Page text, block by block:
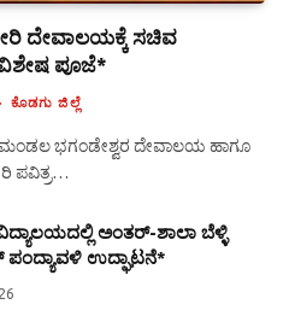
ದೇವಾಲಯಕ್ಕೆ ಸಚಿವ
ಪೂಜೆ*
ಕೊಡಗು ಜಿಲ್ಲೆ
ಭಗಂಡೇಶ್ವರ ದೇವಾಲಯ ಹಾಗೂ
ಪವಿತ್ರ…
ಅಂತರ್-ಶಾಲಾ ಬೆಳ್ಳಿ
ಪಂದ್ಯಾವಳಿ ಉದ್ಘಾಟನೆ*